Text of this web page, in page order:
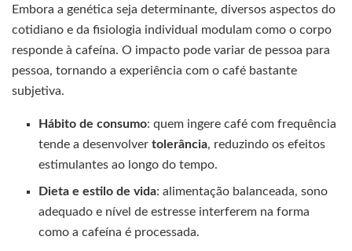
Embora a genética seja determinante, diversos aspectos do
cotidiano e da fisiologia individual modulam como o corpo
responde à cafeína. O impacto pode variar de pessoa para
pessoa, tornando a experiência com o café bastante
subjetiva.
Hábito de consumo: quem ingere café com frequência
tende a desenvolvertolerância, reduzindo os efeitos
estimulantes ao longo do tempo.
Dieta e estilo de vida: alimentação balanceada, sono
adequado e nível de estresse interferem na forma
como a cafeína é processada.